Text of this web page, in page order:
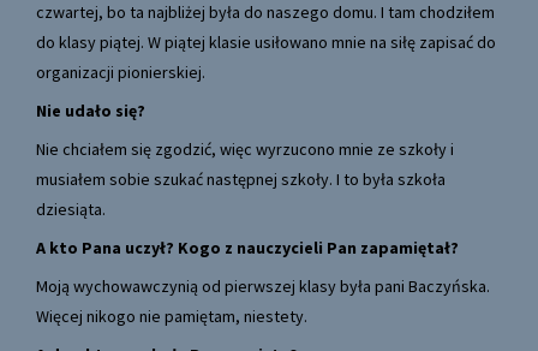
czwartej, bo ta najbliżej była do naszego domu. I tam chodziłem
do klasy piątej. W piątej klasie usiłowano mnie na siłę zapisać do
organizacji pionierskiej.
Nie udało się?
Nie chciałem się zgodzić, więc wyrzucono mnie ze szkoły i
musiałem sobie szukać następnej szkoły. I to była szkoła
dziesiąta.
A kto Pana uczył? Kogo z nauczycieli Pan zapamiętał?
Moją wychowawczynią od pierwszej klasy była pani Baczyńska.
Więcej nikogo nie pamiętam, niestety.